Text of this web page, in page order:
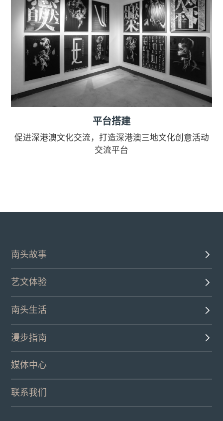
平台搭建
促进深港澳⽂化交流，打造深港澳三地⽂化创意活动
交流平台
南头故事
艺文体验
南头生活
漫步指南
媒体中心
联系我们